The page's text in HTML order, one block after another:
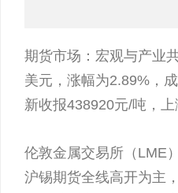
期货市场：宏观与产业
美元，涨幅为2.89%，
新收报438920元/吨，上
伦敦金属交易所（LME
沪锡期货全线高开为主